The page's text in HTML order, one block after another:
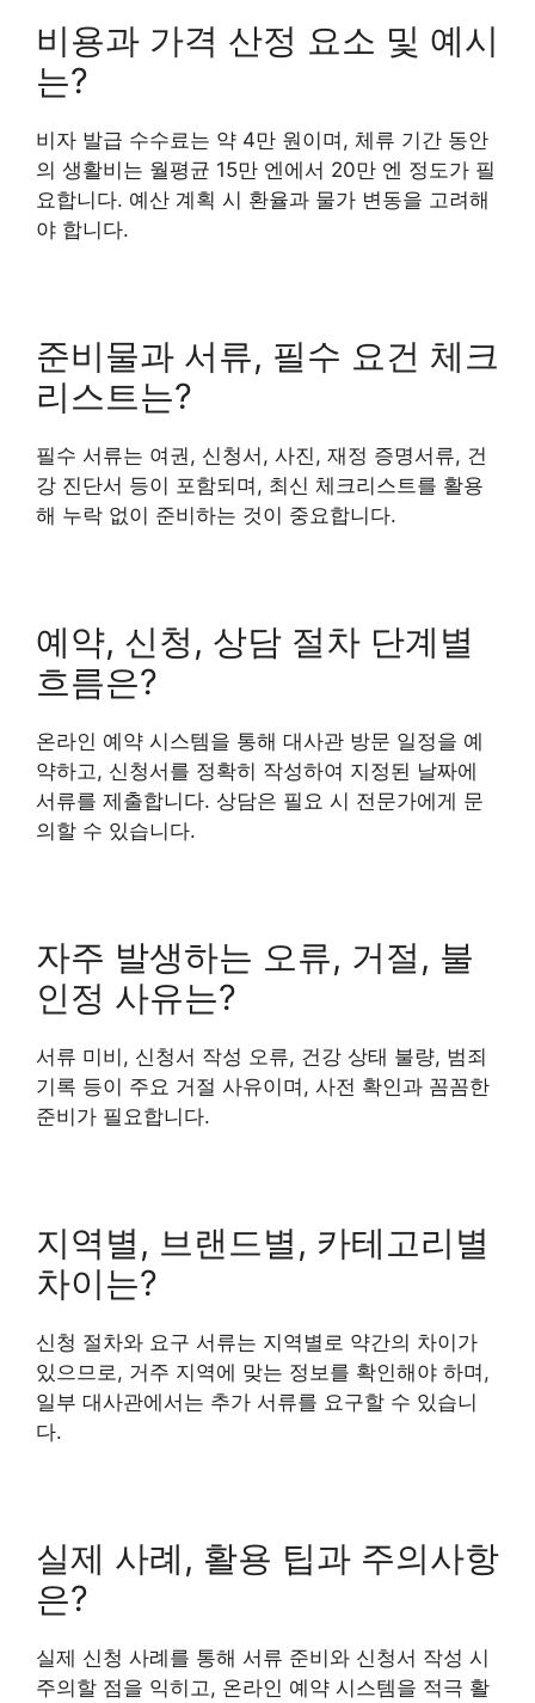
비용과 가격 산정 요소 및 예시
는?
비자 발급 수수료는 약 4만 원이며, 체류 기간 동안
의 생활비는 월평균 15만 엔에서 20만 엔 정도가 필
요합니다. 예산 계획 시 환율과 물가 변동을 고려해
야 합니다.
준비물과 서류, 필수 요건 체크
리스트는?
필수 서류는 여권, 신청서, 사진, 재정 증명서류, 건
강 진단서 등이 포함되며, 최신 체크리스트를 활용
해 누락 없이 준비하는 것이 중요합니다.
예약, 신청, 상담 절차 단계별
흐름은?
온라인 예약 시스템을 통해 대사관 방문 일정을 예
약하고, 신청서를 정확히 작성하여 지정된 날짜에
서류를 제출합니다. 상담은 필요 시 전문가에게 문
의할 수 있습니다.
자주 발생하는 오류, 거절, 불
인정 사유는?
서류 미비, 신청서 작성 오류, 건강 상태 불량, 범죄
기록 등이 주요 거절 사유이며, 사전 확인과 꼼꼼한
준비가 필요합니다.
지역별, 브랜드별, 카테고리별
차이는?
신청 절차와 요구 서류는 지역별로 약간의 차이가
있으므로, 거주 지역에 맞는 정보를 확인해야 하며,
일부 대사관에서는 추가 서류를 요구할 수 있습니
다.
실제 사례, 활용 팁과 주의사항
은?
실제 신청 사례를 통해 서류 준비와 신청서 작성 시
주의할 점을 익히고, 온라인 예약 시스템을 적극 활